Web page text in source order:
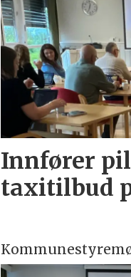
Innfører
taxitilbud